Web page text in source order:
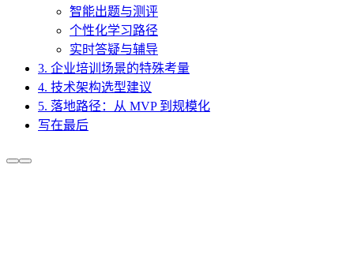
智能出题与测评
个性化学习路径
实时答疑与辅导
3. 企业培训场景的特殊考量
4. 技术架构选型建议
5. 落地路径：从 MVP 到规模化
写在最后